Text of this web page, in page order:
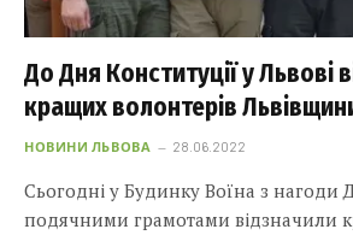
До Дня Конституції у Львові
кращих волонтерів
НОВИНИ ЛЬВОВА 28.06.2022
Сьогодні у Будинку Воїна з нагоди
подячними грамотами відзначили